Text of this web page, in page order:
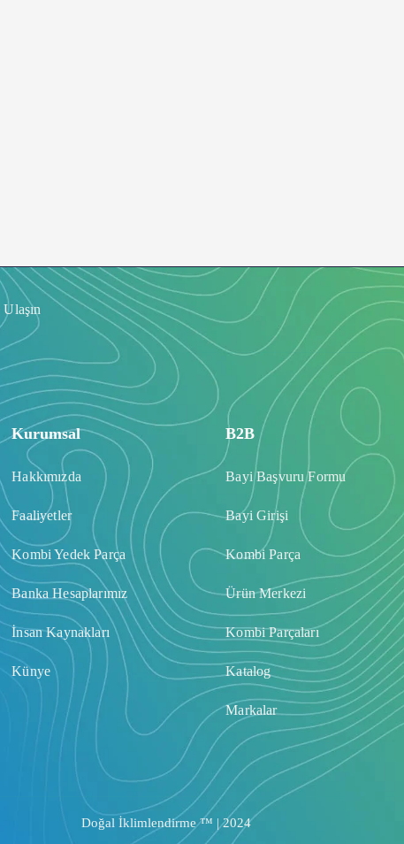
Kurumsal
Hakkımızda
Faaliyetler
Kombi Yedek Parça
Banka Hesaplarımız
İnsan Kaynakları
Künye
B2B
Bayi Başvuru Formu
Bayi Girişi
Kombi Parça
Ürün Merkezi
Kombi Parçaları
Katalog
Markalar
Doğal İklimlendirme ™ | 2024